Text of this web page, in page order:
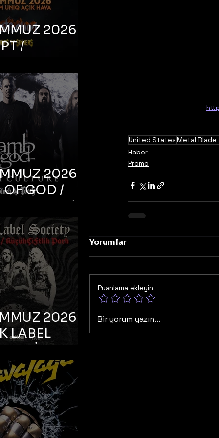
United StatesMetal Blade
Haber
Promo
Yorumlar
Puanlama ekleyin
Bir yorum yazın...
2026 –
/
/
‘N’
– İstanbul,
Uniq
2026 –
OF GOD /
CULTURE /
TOOTH –
Bonus
2026 –
LABEL
– İstanbul,
Park